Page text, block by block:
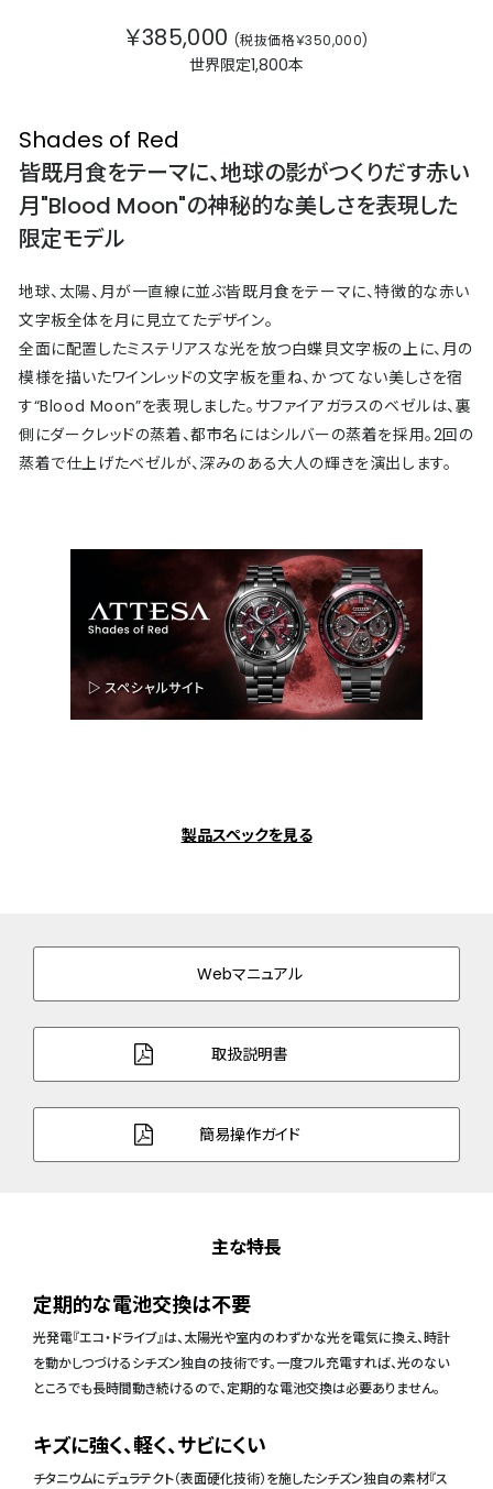
￥385,000 (税抜価格￥350,000)
世界限定1,800本
Shades of Red
皆既月食をテーマに、地球の影がつくりだす赤い
月"Blood Moon"の神秘的な美しさを表現した
限定モデル
地球、太陽、月が一直線に並ぶ皆既月食をテーマに、特徴的な赤い
文字板全体を月に見立てたデザイン。
全面に配置したミステリアスな光を放つ白蝶貝文字板の上に、月の
模様を描いたワインレッドの文字板を重ね、かつてない美しさを宿
す“Blood Moon”を表現しました。サファイアガラスのベゼルは、裏
側にダークレッドの蒸着、都市名にはシルバーの蒸着を採用。2回の
蒸着で仕上げたベゼルが、深みのある大人の輝きを演出します。
製品スペックを見る
Webマニュアル
取扱説明書
簡易操作ガイド
主な特長
定期的な電池交換は不要
光発電『エコ・ドライブ』は、太陽光や室内のわずかな光を電気に換え、時計
を動かしつづけるシチズン独自の技術です。一度フル充電すれば、光のない
ところでも長時間動き続けるので、定期的な電池交換は必要ありません。
キズに強く、軽く、サビにくい
チタニウムにデュラテクト（表面硬化技術）を施したシチズン独自の素材『ス